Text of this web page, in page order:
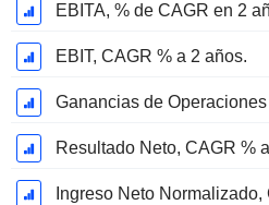
EBITA, % de CAGR en 2
EBIT, CAGR % a 2 años.
Resultado Neto, CAGR %
Ingreso Neto